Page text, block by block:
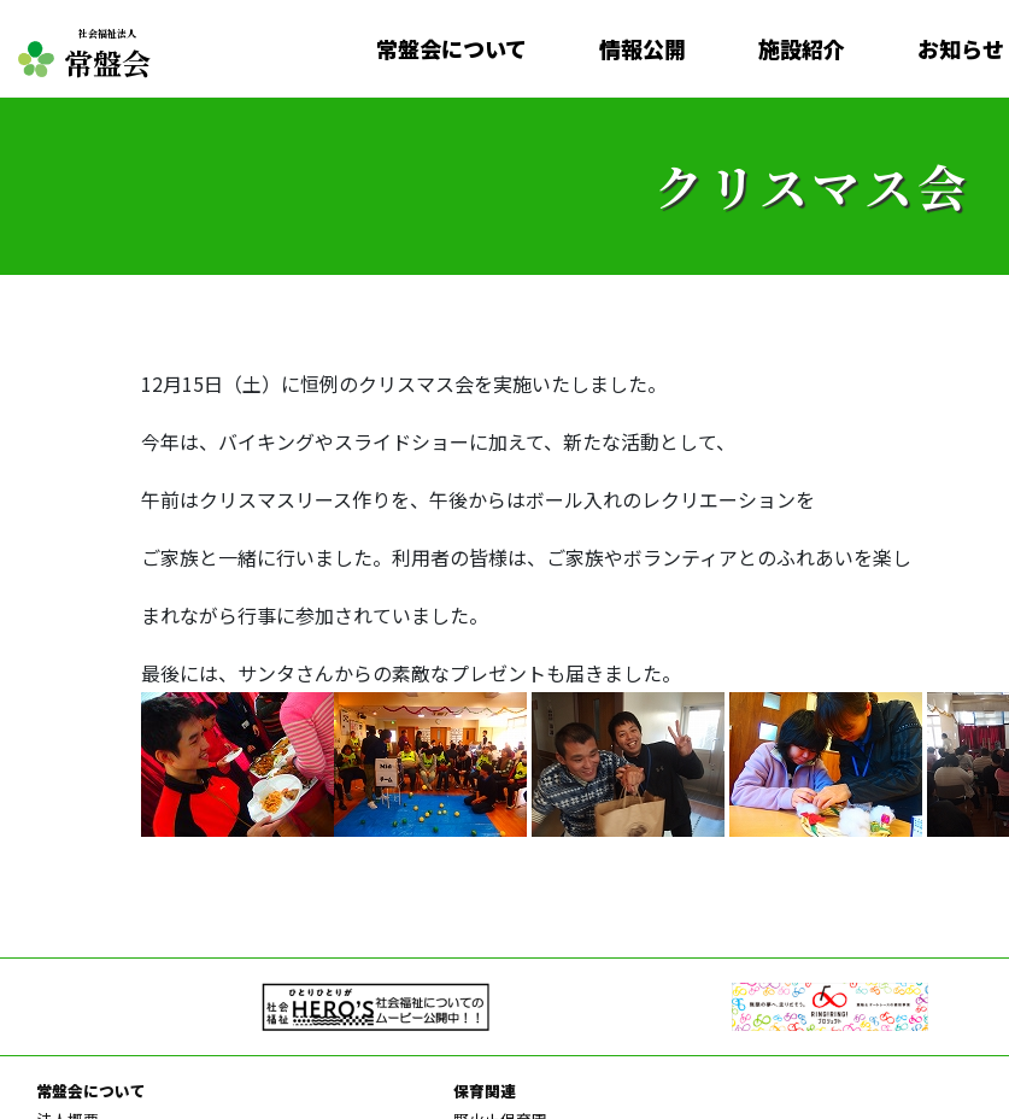
社会福祉法人
常盤会 常盤会について 情報公開 施設紹介 お知らせ
クリスマス会
12月15日（土）に恒例のクリスマス会を実施いたしました。
今年は、バイキングやスライドショーに加えて、新たな活動として、
午前はクリスマスリース作りを、午後からはボール入れのレクリエーションを
ご家族と一緒に行いました。利用者の皆様は、ご家族やボランティアとのふれあいを楽し
まれながら行事に参加されていました。
最後には、サンタさんからの素敵なプレゼントも届きました。
常盤会について
保育関連